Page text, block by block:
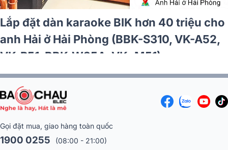
Lắp đặt dàn karaoke BIK hơn 40 triệu cho
anh Hải ở Hải Phòng (BBK-S310, VK-A52,
VK-R51, BBK-W25A, VK- M51)
Gọi đặt mua, giao hàng toàn quốc
1900 0255
(08:00 - 21:00)